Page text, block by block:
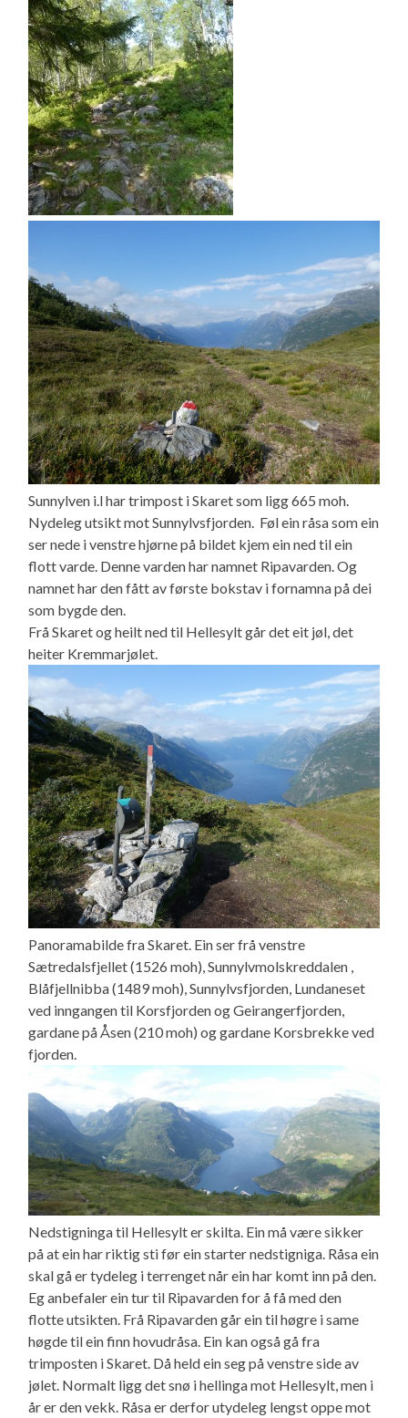
Sunnylven i.l har trimpost i Skaret som ligg 665 moh.
Nydeleg utsikt mot Sunnylvsfjorden. Føl ein råsa som ein
ser nede i venstre hjørne på bildet kjem ein ned til ein
flott varde. Denne varden har namnet Ripavarden. Og
namnet har den fått av første bokstav i fornamna på dei
som bygde den.
Frå Skaret og heilt ned til Hellesylt går det eit jøl, det
heiter Kremmarjølet.
Panoramabilde fra Skaret. Ein ser frå venstre
Sætredalsfjellet (1526 moh), Sunnylvmolskreddalen ,
Blåfjellnibba (1489 moh), Sunnylvsfjorden, Lundaneset
ved inngangen til Korsfjorden og Geirangerfjorden,
gardane på Åsen (210 moh) og gardane Korsbrekke ved
fjorden.
Nedstigninga til Hellesylt er skilta. Ein må være sikker
på at ein har riktig sti før ein starter nedstigniga. Råsa ein
skal gå er tydeleg i terrenget når ein har komt inn på den.
Eg anbefaler ein tur til Ripavarden for å få med den
flotte utsikten. Frå Ripavarden går ein til høgre i same
høgde til ein finn hovudråsa. Ein kan også gå fra
trimposten i Skaret. Då held ein seg på venstre side av
jølet. Normalt ligg det snø i hellinga mot Hellesylt, men i
år er den vekk. Råsa er derfor utydeleg lengst oppe mot